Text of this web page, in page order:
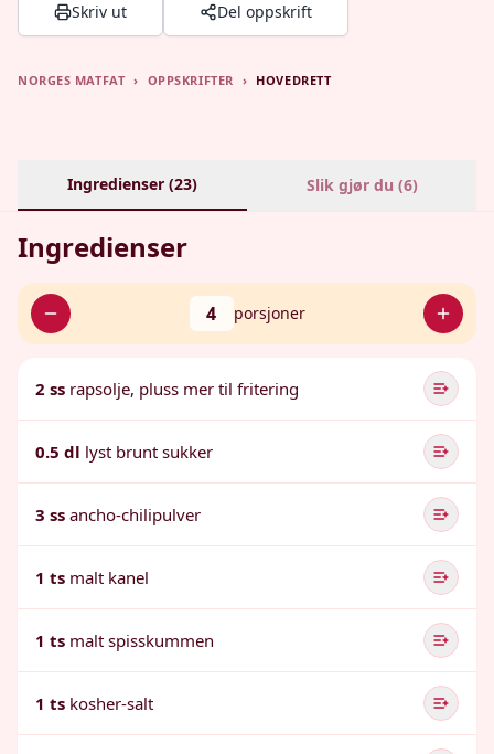
Skriv ut Del oppskrift
NORGES MATFAT › OPPSKRIFTER › HOVEDRETT
Ingredienser (23) Slik gjør du (6)
Ingredienser
4 porsjoner
2 ss rapsolje, pluss mer til fritering
0.5 dl lyst brunt sukker
3 ss ancho-chilipulver
1 ts malt kanel
1 ts malt spisskummen
1 ts kosher-salt